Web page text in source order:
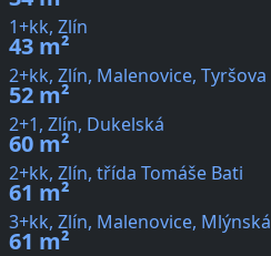
1+kk, Zlín
43 m²
2+kk, Zlín, Malenovice, Tyršova
52 m²
2+1, Zlín, Dukelská
60 m²
2+kk, Zlín, třída Tomáše Bati
61 m²
3+kk, Zlín, Malenovice, Mlýnská
61 m²